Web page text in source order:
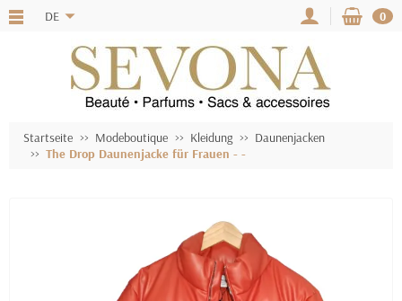
DE 0
Startseite Modeboutique Kleidung
Daunenjacken
The Drop Daunenjacke für Frauen - -